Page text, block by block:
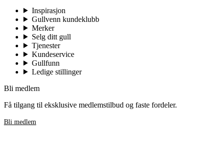
Inspirasjon
Gullvenn kundeklubb
Merker
Selg ditt gull
Tjenester
Kundeservice
Gullfunn
Ledige stillinger
Bli medlem
Få tilgang til eksklusive medlemstilbud og faste fordeler.
Bli medlem